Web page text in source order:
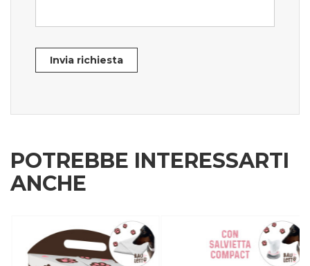
Invia richiesta
POTREBBE INTERESSARTI
ANCHE